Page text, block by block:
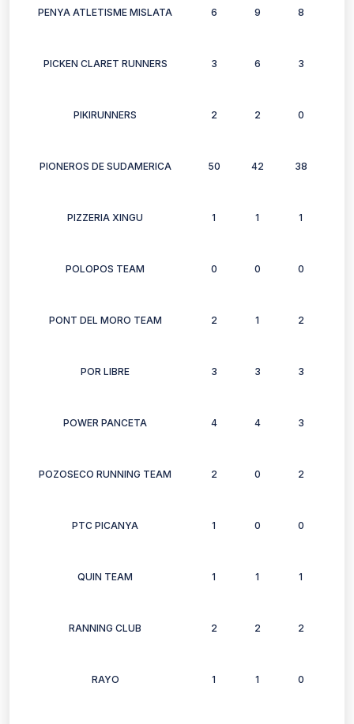
PENYA ATLETISME MISLATA 6 9 8
PICKEN CLARET RUNNERS 3 6 3
PIKIRUNNERS 2 2 0
PIONEROS DE SUDAMERICA 50 42 38
PIZZERIA XINGU 1 1 1
POLOPOS TEAM 0 0 0
PONT DEL MORO TEAM 2 1 2
POR LIBRE 3 3 3
POWER PANCETA 4 4 3
POZOSECO RUNNING TEAM 2 0 2
PTC PICANYA 1 0 0
QUIN TEAM 1 1 1
RANNING CLUB 2 2 2
RAYO 1 1 0